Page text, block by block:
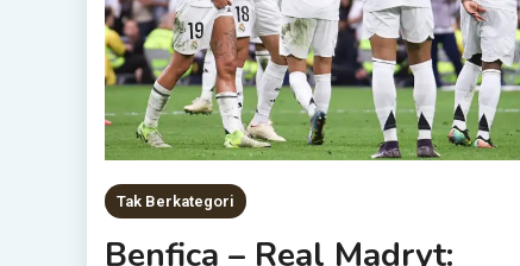
Tak Berkategori
Benfica – Real Madryt: